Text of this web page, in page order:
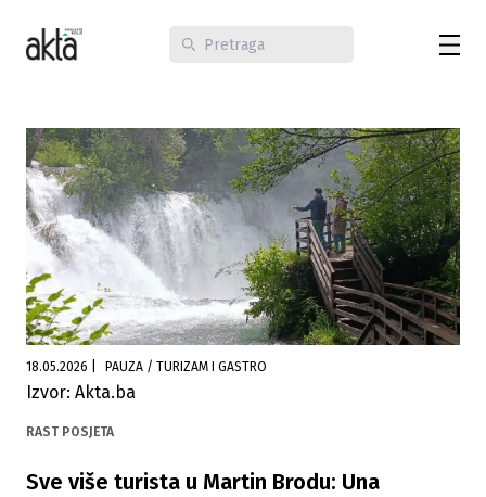
18.05.2026 PAUZA / TURIZAM I GASTRO
Izvor: Akta.ba
RAST POSJETA
Sve više turista u Martin Brodu: Una